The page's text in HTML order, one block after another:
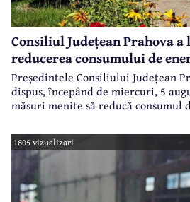
Consiliul Județean Prahova
reducerea consumului de
Președintele Consiliului Județean
dispus, începând de miercuri, 5
măsuri menite să reducă consumul
ca parte a unui demers mai amplu
a fondurilor publice.
1805 vizualizari